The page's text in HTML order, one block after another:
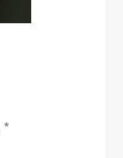
*